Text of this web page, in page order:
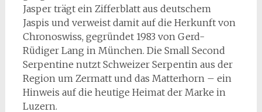
Jasper trägt ein Zifferblatt aus deutschem
Jaspis und verweist damit auf die Herkunft von
Chronoswiss, gegründet 1983 von Gerd-
Rüdiger Lang in München. Die Small Second
Serpentine nutzt Schweizer Serpentin aus der
Region um Zermatt und das Matterhorn – ein
Hinweis auf die heutige Heimat der Marke in
Luzern.